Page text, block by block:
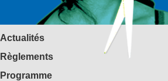
Actualités
Règlements
Programme